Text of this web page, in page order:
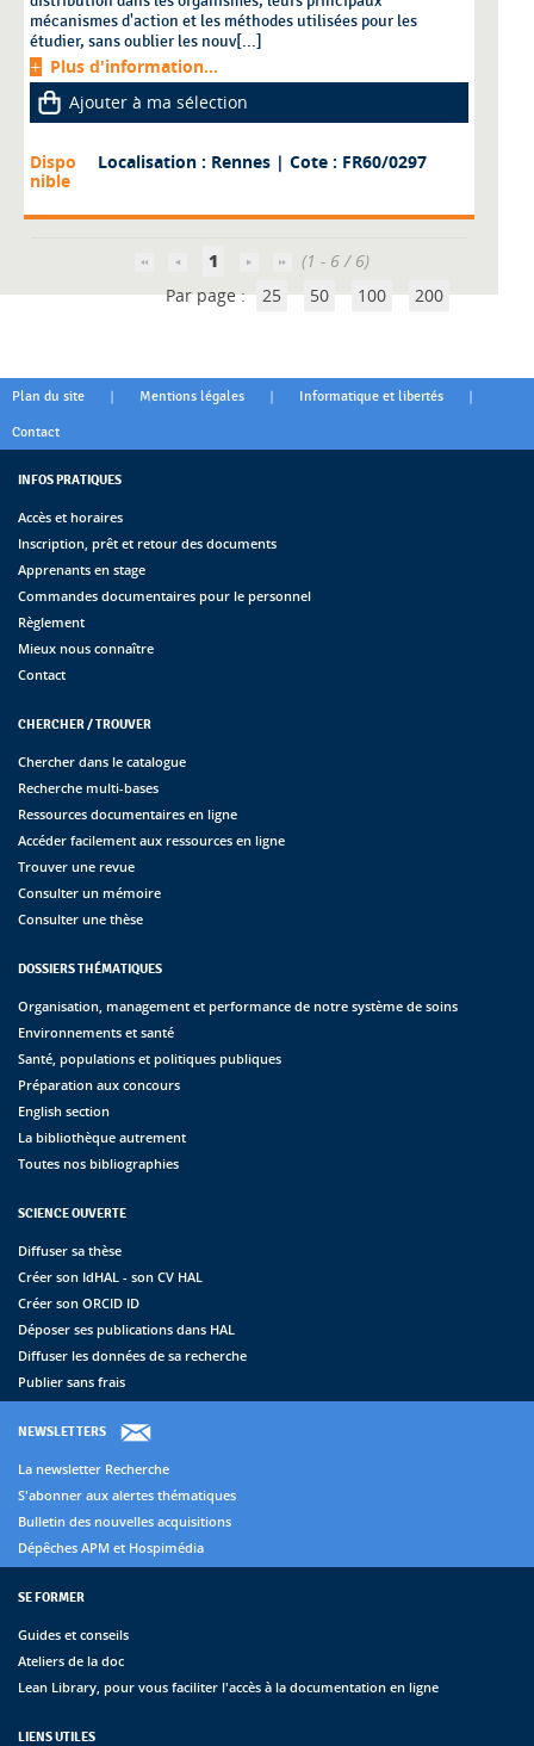
mécanismes d'action et les méthodes utilisées pour les
étudier, sans oublier les nouv[...]
Plus d'information...
Ajouter à ma sélection
Dispo
nible
Localisation : Rennes | Cote : FR60/0297
1
(1 - 6 / 6)
Par page : 25 50 100 200
Plan du site | Mentions légales | Informatique et libertés |
Contact
INFOS PRATIQUES
Accès et horaires
Inscription, prêt et retour des documents
Apprenants en stage
Commandes documentaires pour le personnel
Règlement
Mieux nous connaître
Contact
CHERCHER / TROUVER
Chercher dans le catalogue
Recherche multi-bases
Ressources documentaires en ligne
Accéder facilement aux ressources en ligne
Trouver une revue
Consulter un mémoire
Consulter une thèse
DOSSIERS THÉMATIQUES
Organisation, management et performance de notre système de soins
Environnements et santé
Santé, populations et politiques publiques
Préparation aux concours
English section
La bibliothèque autrement
Toutes nos bibliographies
SCIENCE OUVERTE
Diffuser sa thèse
Créer son IdHAL - son CV HAL
Créer son ORCID ID
Déposer ses publications dans HAL
Diffuser les données de sa recherche
Publier sans frais
NEWSLETTERS
La newsletter Recherche
S'abonner aux alertes thématiques
Bulletin des nouvelles acquisitions
Dépêches APM et Hospimédia
SE FORMER
Guides et conseils
Ateliers de la doc
Lean Library, pour vous faciliter l'accès à la documentation en ligne
LIENS UTILES